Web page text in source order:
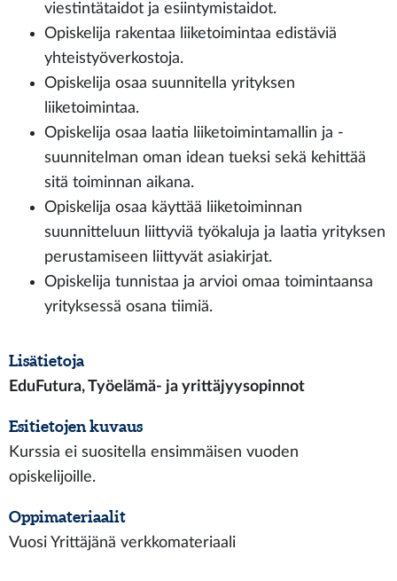
viestintätaidot ja esiintymistaidot.
Opiskelija rakentaa liiketoimintaa edistäviä
yhteistyöverkostoja.
Opiskelija osaa suunnitella yrityksen
liiketoimintaa.
Opiskelija osaa laatia liiketoimintamallin ja -
suunnitelman oman idean tueksi sekä kehittää
sitä toiminnan aikana.
Opiskelija osaa käyttää liiketoiminnan
suunnitteluun liittyviä työkaluja ja laatia yrityksen
perustamiseen liittyvät asiakirjat.
Opiskelija tunnistaa ja arvioi omaa toimintaansa
yrityksessä osana tiimiä.
Lisätietoja
EduFutura, Työelämä- ja yrittäjyysopinnot
Esitietojen kuvaus
Kurssia ei suositella ensimmäisen vuoden
opiskelijoille.
Oppimateriaalit
Vuosi Yrittäjänä verkkomateriaali